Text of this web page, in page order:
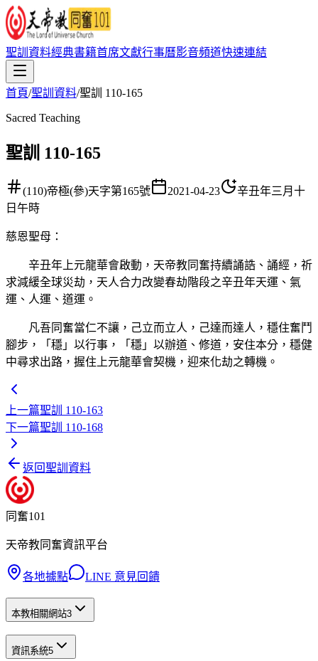
聖訓資料經典書籍首席文獻行事曆影音頻道快速連結
首頁/聖訓資料/聖訓 110-165
Sacred Teaching
聖訓 110-165
(110)帝極(參)天字第165號 2021-04-23
辛丑年三月十
日午時
慈恩聖母 ：
辛丑年上元龍華會啟動，天帝教同奮持續誦誥、誦經，祈
求減緩全球災劫，天人合力改變春劫階段之辛丑年天運、氣
運、人運、道運。
凡吾同奮當仁不讓，己立而立人，己達而達人，穩住奮鬥
腳步，「穩」以行事，「穩」以辦道、修道，安住本分，穩健
中尋求出路，握住上元龍華會契機，迎來化劫之轉機。
上一篇聖訓 110-163
下一篇聖訓 110-168
返回聖訓資料
同奮101
天帝教同奮資訊平台
各地據點 LINE 意見回饋
本教相關網站3
資訊系統5